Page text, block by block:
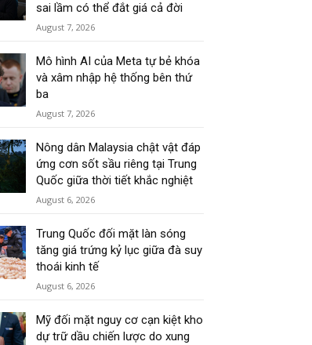
sai lầm có thể đắt giá cả đời
August 7, 2026
Mô hình AI của Meta tự bẻ khóa
và xâm nhập hệ thống bên thứ
ba
August 7, 2026
Nông dân Malaysia chật vật đáp
ứng cơn sốt sầu riêng tại Trung
Quốc giữa thời tiết khắc nghiệt
August 6, 2026
Trung Quốc đối mặt làn sóng
tăng giá trứng kỷ lục giữa đà suy
thoái kinh tế
August 6, 2026
Mỹ đối mặt nguy cơ cạn kiệt kho
dự trữ dầu chiến lược do xung